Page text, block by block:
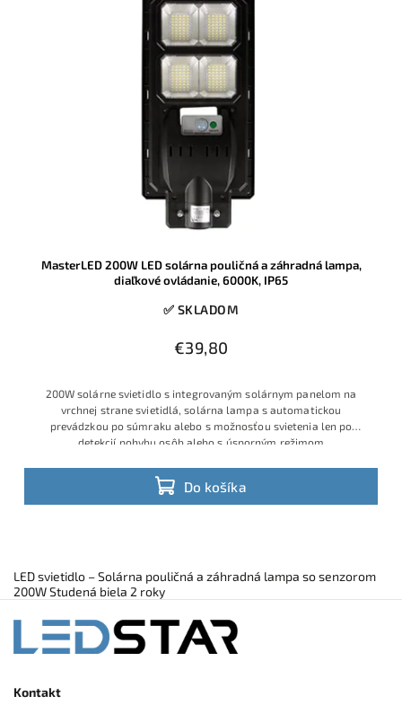
MasterLED 200W LED solárna pouličná a záhradná lampa,
diaľkové ovládanie, 6000K, IP65
✅ SKLADOM
€39,80
Do košíka
200W solárne svietidlo s integrovaným solárnym panelom na
vrchnej strane svietidlá, solárna lampa s automatickou
prevádzkou po súmraku alebo s možnosťou svietenia len po
detekcií pohybu osôb alebo s úsporným režimom
LED svietidlo – Solárna pouličná a záhradná lampa so senzorom
200W Studená biela 2 roky
Kontakt